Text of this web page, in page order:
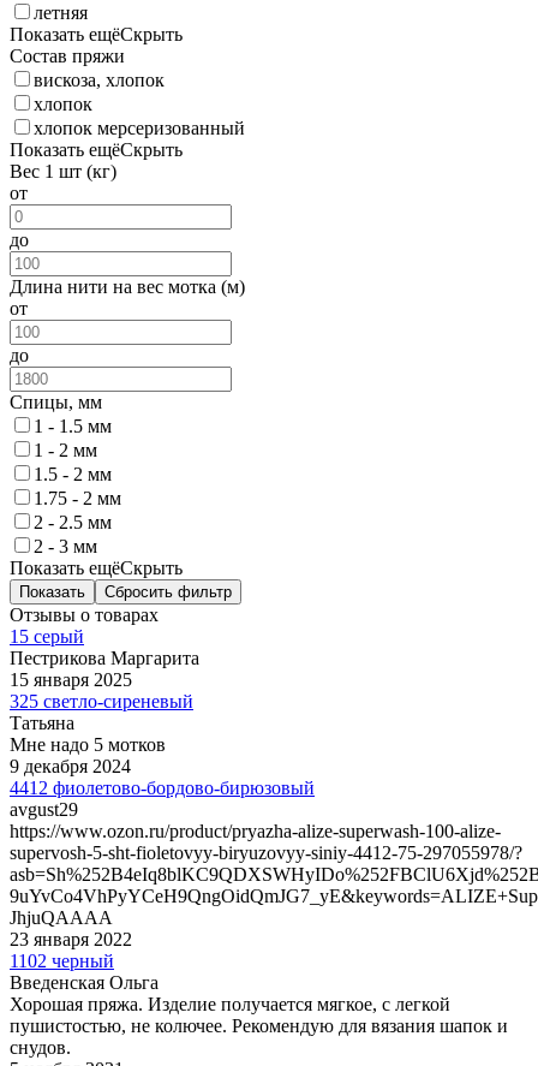
летняя
Показать ещёСкрыть
Состав пряжи
вискоза, хлопок
хлопок
хлопок мерсеризованный
Показать ещёСкрыть
Вес 1 шт (кг)
от
до
Длина нити на вес мотка (м)
от
до
Спицы, мм
1 - 1.5 мм
1 - 2 мм
1.5 - 2 мм
1.75 - 2 мм
2 - 2.5 мм
2 - 3 мм
Показать ещёСкрыть
Показать Сбросить фильтр
Отзывы о товарах
15 серый
Пестрикова Маргарита
15 января 2025
325 светло-сиреневый
Татьяна
Мне надо 5 мотков
9 декабря 2024
4412 фиолетово-бордово-бирюзовый
avgust29
https://www.ozon.ru/product/pryazha-alize-superwash-100-alize-
supervosh-5-sht-fioletovyy-biryuzovyy-siniy-4412-75-297055978/?
JhjuQAAAA
23 января 2022
1102 черный
Введенская Ольга
Хорошая пряжа. Изделие получается мягкое, с легкой
пушистостью, не колючее. Рекомендую для вязания шапок и
снудов.